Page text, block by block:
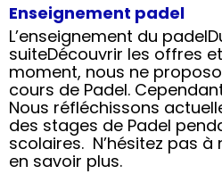
Enseignement padel
L’enseignement du
suiteDécouvrir les offres
moment, nous ne
cours de Padel.
Nous réfléchissons
des stages de Padel
scolaires. N’hésitez pas
en savoir plus.